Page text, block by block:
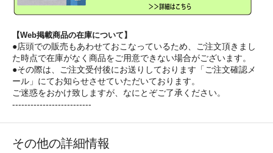
【Web掲載商品の在庫について】
●店頭での販売もあわせておこなっているため、ご注文頂きまし
た時点で在庫がなく商品をご用意できない場合がございます。
●その際は、ご注文受付後にお送りしております「ご注文確認メ
ール」にてお知らせさせていただいております。
ご迷惑をおかけ致しますが、なにとぞご了承ください。
--------------------------
その他の詳細情報